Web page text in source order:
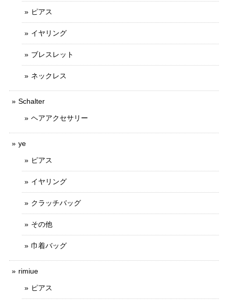
ピアス
イヤリング
ブレスレット
ネックレス
Schalter
ヘアアクセサリー
ye
ピアス
イヤリング
クラッチバッグ
その他
巾着バッグ
rimiue
ピアス